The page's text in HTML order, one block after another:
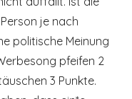
je nach
politische Meinung
pfeifen 2
3 Punkte.